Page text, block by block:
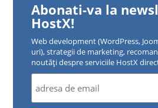
Abonati-va la
HostX!
Web development (WordPress,
uri), strategii de marketing,
noutăți despre serviciile HostX